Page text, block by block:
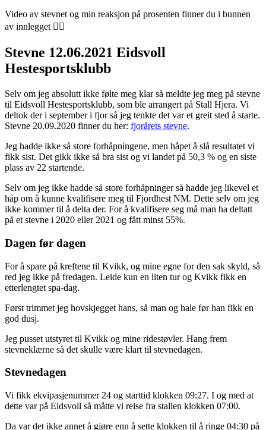
Video av stevnet og min reaksjon på prosenten finner du i bunnen
av innlegget 👇🏻
Stevne 12.06.2021 Eidsvoll
Hestesportsklubb
Selv om jeg absolutt ikke følte meg klar så meldte jeg meg på stevne
til Eidsvoll Hestesportsklubb, som ble arrangert på Stall Hjera. Vi
deltok der i september i fjor så jeg tenkte det var et greit sted å starte.
Stevne 20.09.2020 finner du her: fjorårets stevne.
Jeg hadde ikke så store forhåpningene, men håpet å slå resultatet vi
fikk sist. Det gikk ikke så bra sist og vi landet på 50,3 % og en siste
plass av 22 startende.
Selv om jeg ikke hadde så store forhåpninger så hadde jeg likevel et
håp om å kunne kvalifisere meg til Fjordhest NM. Dette selv om jeg
ikke kommer til å delta der. For å kvalifisere seg må man ha deltatt
på et stevne i 2020 eller 2021 og fått minst 55%.
Dagen før dagen
For å spare på kreftene til Kvikk, og mine egne for den sak skyld, så
red jeg ikke på fredagen. Leide kun en liten tur og Kvikk fikk en
etterlengtet spa-dag.
Først trimmet jeg hovskjegget hans, så man og hale før han fikk en
god dusj.
Jeg pusset utstyret til Kvikk og mine ridestøvler. Hang frem
stevneklærne så det skulle være klart til stevnedagen.
Stevnedagen
Vi fikk ekvipasjenummer 24 og starttid klokken 09:27. I og med at
dette var på Eidsvoll så måtte vi reise fra stallen klokken 07:00.
Da var det ikke annet å gjøre enn å sette klokken til å ringe 04:30 på